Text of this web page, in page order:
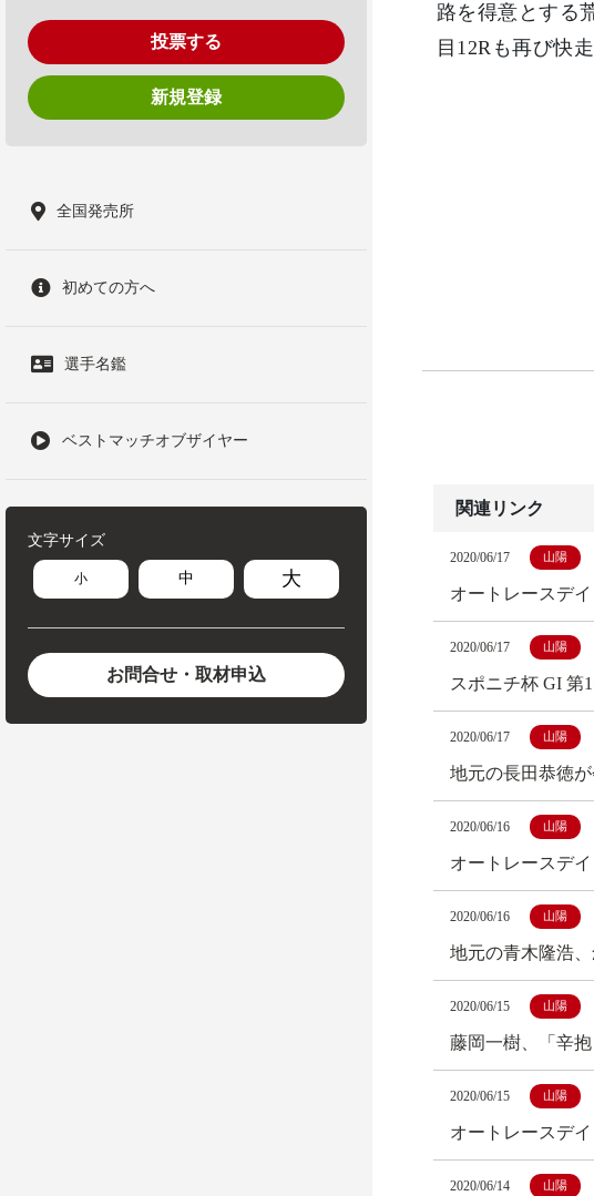
投票する
新規登録
全国発売所
初めての方へ
選手名鑑
ベストマッチオブザイヤー
文字サイズ
小 中 大
お問合せ・取材申込
路を得意とする
目12Rも再び快
関連リンク
2020/06/17 山陽
オートレースデ
2020/06/17 山陽
スポニチ杯 GI 第
2020/06/17 山陽
地元の長田恭徳
2020/06/16 山陽
オートレースデ
2020/06/16 山陽
地元の青木隆浩
2020/06/15 山陽
藤岡一樹、「辛
2020/06/15 山陽
オートレースデ
2020/06/14 山陽